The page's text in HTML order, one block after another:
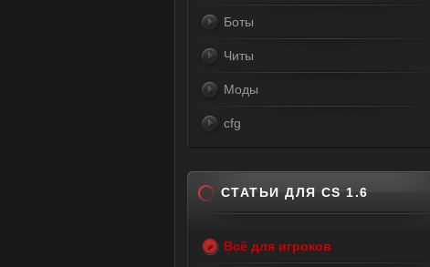
Боты
Читы
Моды
cfg
СТАТЬИ ДЛЯ CS 1.6
Всё для игроков